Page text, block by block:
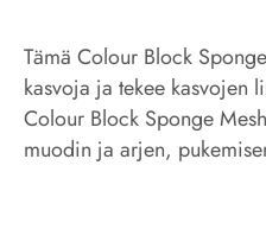
Tämä Colour Block
kasvoja ja tekee kasvojen
Colour Block Sponge
muodin ja arjen,